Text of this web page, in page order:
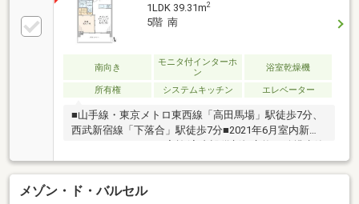
1LDK 39.31m2
5階 南
南向き
モニタ付インターホ
ン
浴室乾燥機
所有権 システムキッチン エレベーター
■山手線・東京メトロ東西線「高田馬場」駅徒歩7分、
西武新宿線「下落合」駅徒歩7分■2021年6月室内新規
交換等)■南向きにつき日当たり・眺望良好
メゾン・ド・バルセル